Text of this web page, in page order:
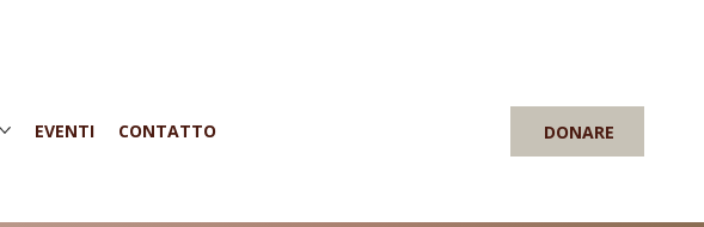
EVENTI CONTATTO DONARE